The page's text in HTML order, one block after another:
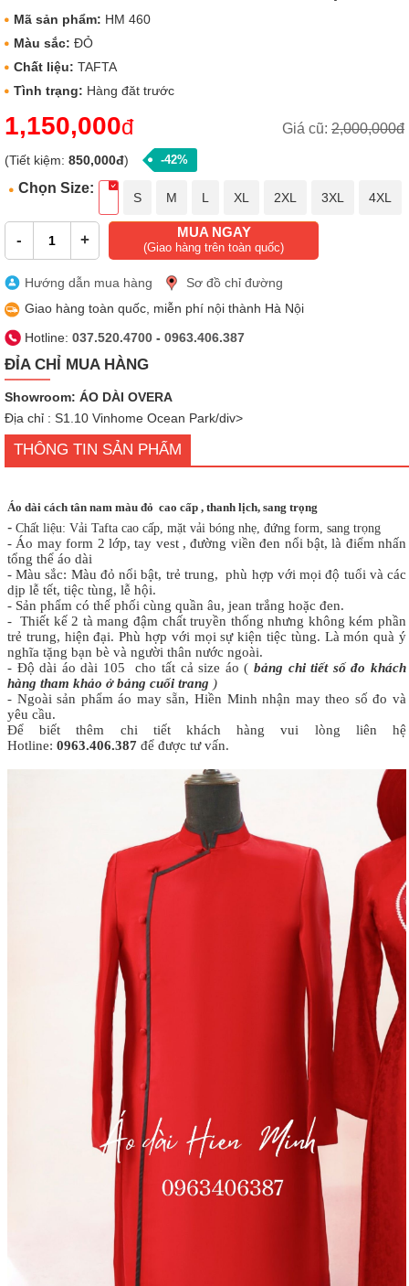
Mã sản phẩm: HM 460
Màu sắc: ĐỎ
Chất liệu: TAFTA
Tình trạng: Hàng đăt trước
Giá cũ: 2,000,000đ
1,150,000đ
(Tiết kiệm: 850,000đ) -42%
Chọn Size:
S M L XL 2XL 3XL 4XL
- + MUA NGAY
(Giao hàng trên toàn quốc)
Hướng dẫn mua hàng
Sơ đồ chỉ đường
Giao hàng toàn quốc, miễn phí nội thành Hà Nội
Hotline: 037.520.4700 - 0963.406.387
ĐỈA CHỈ MUA HÀNG
Showroom: ÁO DÀI OVERA
Địa chỉ : S1.10 Vinhome Ocean Park/div>
THÔNG TIN SẢN PHẨM
Áo dài cách tân nam màu đỏ cao cấp , thanh lịch, sang trọng
- Chất liệu: Vải Tafta cao cấp, mặt vải bóng nhẹ, đứng form, sang trọng
- Áo may form 2 lớp, tay vest , đường viền đen nổi bật, là điểm nhấn
tổng thể áo dài
- Màu sắc: Màu đỏ nổi bật, trẻ trung, phù hợp với mọi độ tuổi và các
dịp lễ tết, tiệc tùng, lễ hội.
- Sản phẩm có thế phối cùng quần âu, jean trắng hoặc đen.
- Thiết kế 2 tà mang đậm chất truyền thống nhưng không kém phần
trẻ trung, hiện đại. Phù hợp với mọi sự kiện tiệc tùng. Là món quà ý
nghĩa tặng bạn bè và người thân nước ngoài.
- Độ dài áo dài 105 cho tất cả size áo ( bảng chi tiết số đo khách
hàng tham khảo ở bảng cuối trang )
- Ngoài sản phẩm áo may sẵn, Hiền Minh nhận may theo số đo và
yêu cầu.
Để biết thêm chi tiết khách hàng vui lòng liên hệ
Hotline: 0963.406.387 để được tư vấn.